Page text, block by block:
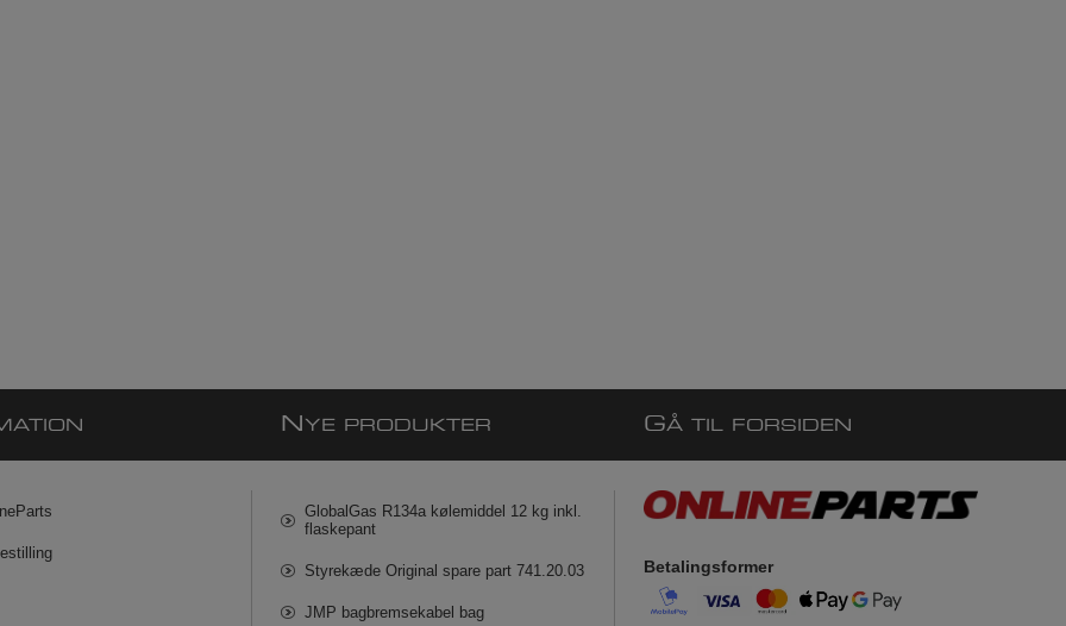
N YE PRODUKTER
GlobalGas R134a kølemiddel 12 kg inkl.
flaskepant
Styrekæde Original spare part 741.20.03
JMP bagbremsekabel bag
GÅ TIL FORSIDEN
Betalingsformer